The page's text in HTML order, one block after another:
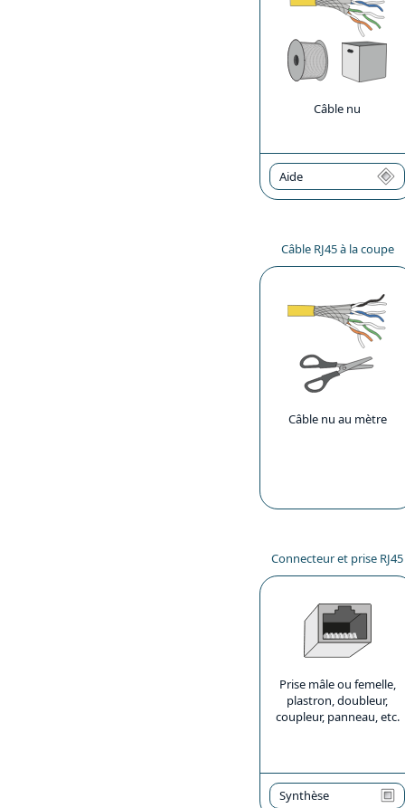
Câble nu
Aide
Câble RJ45 à la coupe
Câble nu au mètre
Connecteur et prise RJ45
Prise mâle ou femelle,
plastron, doubleur,
coupleur, panneau, etc.
Synthèse